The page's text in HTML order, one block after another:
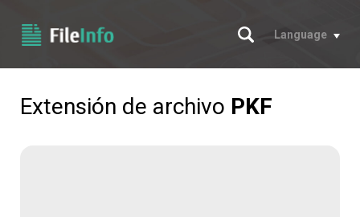
Buscar
Language
Extensión de archivo PKF